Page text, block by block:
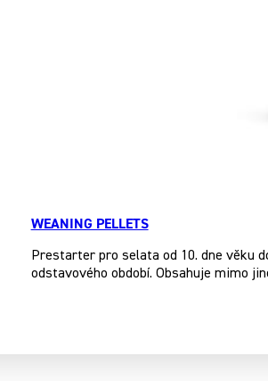
WEANING PELLETS
Prestarter pro selata od 10. dne věku
odstavového období. Obsahuje mimo